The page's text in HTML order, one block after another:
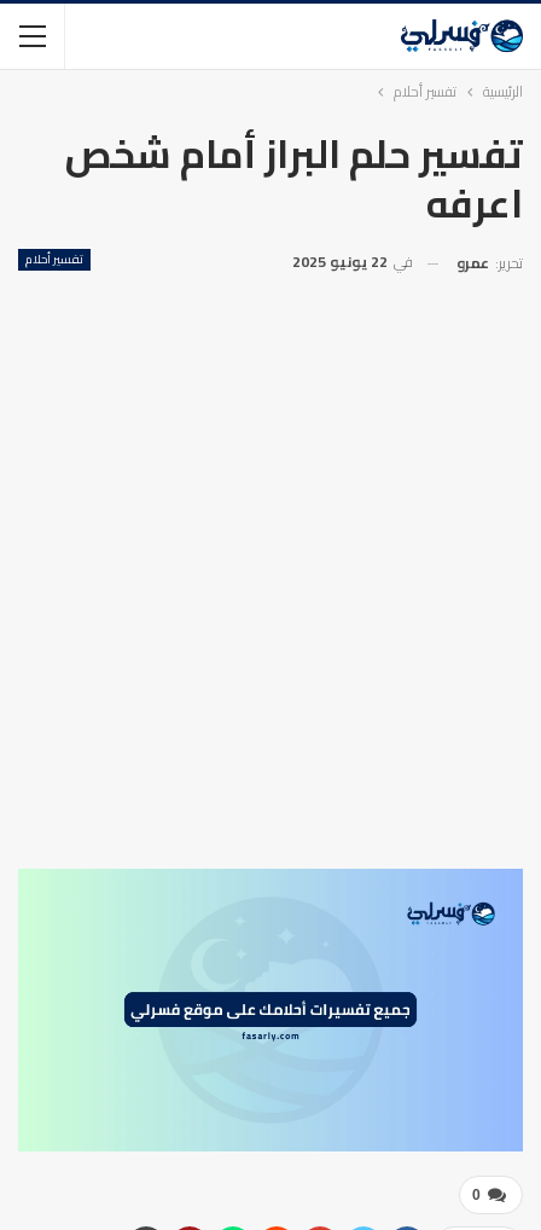
الرئيسية تفسير أحلام
تفسير حلم البراز أمام شخص
اعرفه
تفسير أحلام تحرير: عمرو في 22 يونيو 2025
0